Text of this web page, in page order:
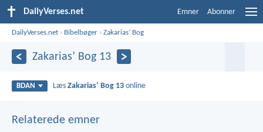
DailyVerses.net Emner Abonner
DailyVerses.net › Bibelbøger ›Zakariasʼ Bog
Zakariasʼ Bog 13
BDAN LæsZakariasʼ Bog 13 online
Relaterede emner